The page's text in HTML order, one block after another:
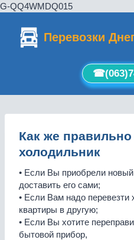
G-QQ4WMDQ015
содержимомуПеревозки
Как же правильно
холодильник
• Если Вы приобрели
доставить его сами;
• Если Вам надо перевезти
квартиры в другую;
• Если Вы хотите
бытовой прибор,